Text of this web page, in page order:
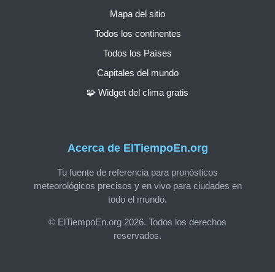
Acerca de ElTiempoEn.org
Tu fuente de referencia para pronósticos
meteorológicos precisos y en vivo para ciudades en
todo el mundo.
© ElTiempoEn.org 2026. Todos los derechos
reservados.
Mapa del sitio
Todos los continentes
Todos los Países
Capitales del mundo
🧩 Widget del clima gratis